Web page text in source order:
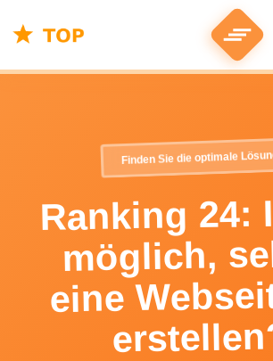
Finden Sie die optimale
Ranking 24:
möglich,
eine